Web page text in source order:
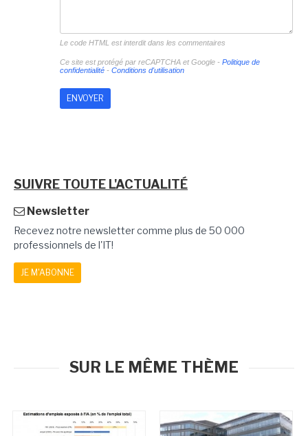
Le code HTML est interdit dans les commentaires
Ce site est protégé par reCAPTCHA et Google - Politique de
confidentialité- Conditions d'utilisation
SUIVRE TOUTE L'ACTUALITÉ
Newsletter
Recevez notre newsletter comme plus de 50 000
professionnels de l'IT!
JE M'ABONNE
SUR LE MÊME THÈME